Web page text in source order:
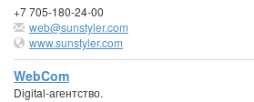
+7 705-180-24-00
web@sunstyler.com
www.sunstyler.com
WebCom
Digital-агентство.